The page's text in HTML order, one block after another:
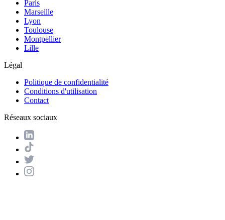
Paris
Marseille
Lyon
Toulouse
Montpellier
Lille
Légal
Politique de confidentialité
Conditions d'utilisation
Contact
Réseaux sociaux